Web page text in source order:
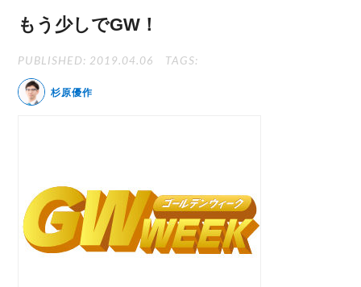
講師ブログ
もう少しでGW！
PUBLISHED: 2019.04.06 TAGS:
杉原優作